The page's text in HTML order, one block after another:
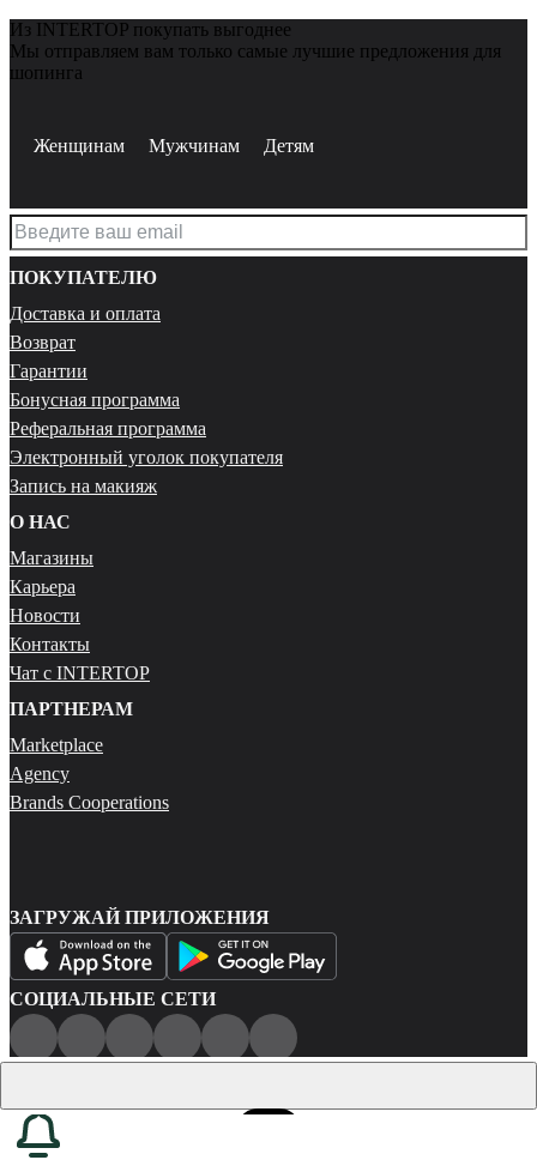
Из INTERTOP покупать выгоднее
Мы отправляем вам только самые лучшие предложения для
шопинга
Женщинам Мужчинам Детям
ПОКУПАТЕЛЮ
Доставка и оплата
Возврат
Гарантии
Бонусная программа
Реферальная программа
Электронный уголок покупателя
Запись на макияж
О НАС
Магазины
Карьера
Новости
Контакты
Чат с INTERTOP
ПАРТНЕРАМ
Marketplace
Agency
Brands Cooperations
ЗАГРУЖАЙ ПРИЛОЖЕНИЯ
СОЦИАЛЬНЫЕ СЕТИ
Политика конфиденциальности
Карта сайта